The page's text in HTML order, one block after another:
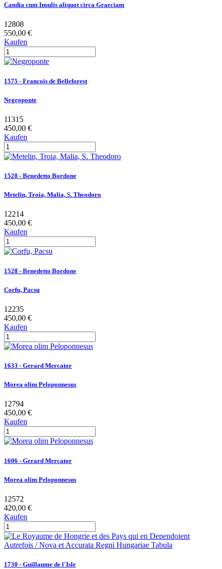
Candia cum Insulis aliquot circa Graeciam
12808
550,00 €
Kaufen
1575 - Francois de Belleforest
Negroponte
11315
450,00 €
Kaufen
1528 - Benedetto Bordone
Metelin, Troia, Malia, S. Theodoro
12214
450,00 €
Kaufen
1528 - Benedetto Bordone
Corfu, Pacsu
12235
450,00 €
Kaufen
1633 - Gerard Mercator
Morea olim Peloponnesus
12794
450,00 €
Kaufen
1606 - Gerard Mercator
Morea olim Peloponnesus
12572
420,00 €
Kaufen
1730 - Guillaume de l'Isle